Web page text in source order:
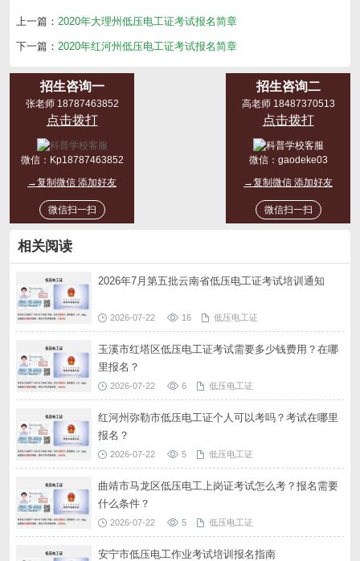
上一篇： 2020年大理州低压电工证考试报名简章
下一篇： 2020年红河州低压电工证考试报名简章
招生咨询一
张老师 18787463852
点击拨打
微信： Kp18787463852
→复制微信 添加好友
微信扫一扫
招生咨询二
高老师 18487370513
点击拨打
微信： gaodeke03
→复制微信 添加好友
微信扫一扫
相关阅读
2026年7月第五批云南省低压电工证考试培训通知
2026-07-22 16 低压电工证
玉溪市红塔区低压电工证考试需要多少钱费用？在哪
里报名？
2026-07-22 6 低压电工证
红河州弥勒市低压电工证个人可以考吗？考试在哪里
报名？
2026-07-22 5 低压电工证
曲靖市马龙区低压电工上岗证考试怎么考？报名需要
什么条件？
2026-07-22 5 低压电工证
安宁市低压电工作业考试培训报名指南